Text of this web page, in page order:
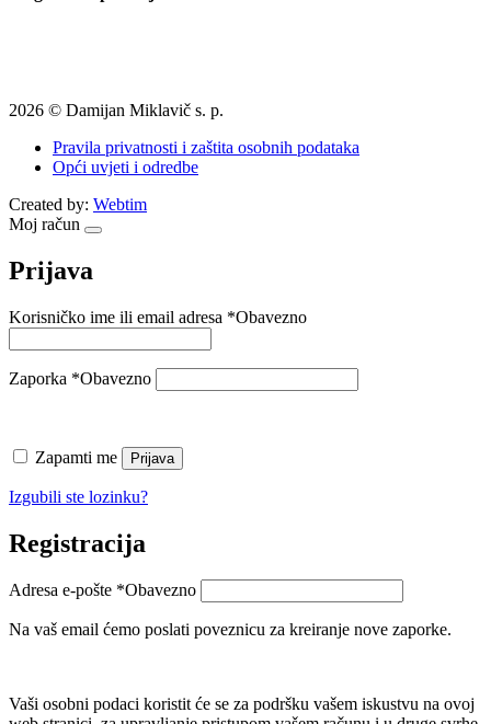
2026 © Damijan Miklavič s. p.
Pravila privatnosti i zaštita osobnih podataka
Opći uvjeti i odredbe
Created by: Webtim
Moj račun
Prijava
Korisničko ime ili email adresa *Obavezno
Zaporka *Obavezno
Zapamti me Prijava
Izgubili ste lozinku?
Registracija
Adresa e-pošte *Obavezno
Na vaš email ćemo poslati poveznicu za kreiranje nove zaporke.
Vaši osobni podaci koristit će se za podršku vašem iskustvu na ovoj